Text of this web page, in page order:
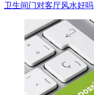
卫生间门对客厅风水好吗